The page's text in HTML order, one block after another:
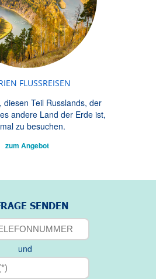
FLUSSREISEN
diesen Teil Russlands, der
andere Land der Erde ist,
zu besuchen.
zum Angebot
SENDEN
und